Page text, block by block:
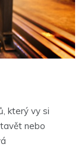
který vy si
nebo